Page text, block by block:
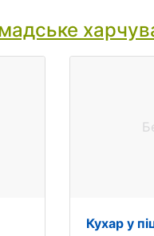
Кухар у